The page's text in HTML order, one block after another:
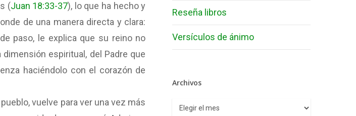
(Juan 18:33-37), lo que ha hecho y
de una manera directa y clara:
paso, le explica que su reino no
espiritual, del Padre que
haciéndolo con el corazón de
vuelve para ver una vez más
Reseña libros
Versículos de ánimo
Archivos
Archivos